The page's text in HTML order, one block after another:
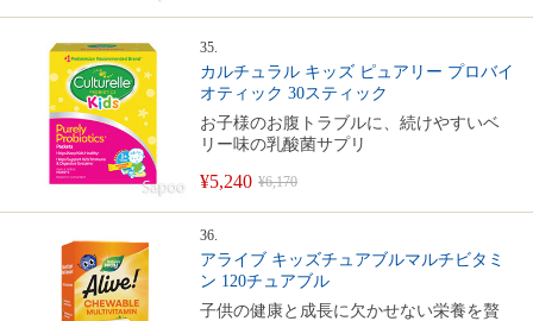
35.
カルチュラル キッズ ピュアリー プロバイ
オティック 30スティック
お子様のお腹トラブルに、続けやすいベ
リー味の乳酸菌サプリ
¥5,240 ¥6,170
36.
アライブ キッズチュアブルマルチビタミ
ン 120チュアブル
子供の健康と成長に欠かせない栄養を贅